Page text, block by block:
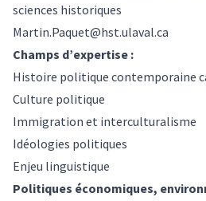
sciences historiques
Martin.Paquet@hst.ulaval.ca
Champs d’expertise :
Histoire politique contemporaine
Culture politique
Immigration et interculturalisme
Idéologies politiques
Enjeu linguistique
Politiques économiques,